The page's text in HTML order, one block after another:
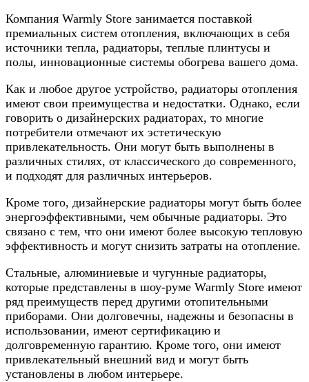
Компания Warmly Store занимается поставкой
премиальных систем отопления, включающих в себя
источники тепла, радиаторы, теплые плинтусы и
полы, инновационные системы обогрева вашего дома.
Как и любое другое устройство, радиаторы отопления
имеют свои преимущества и недостатки. Однако, если
говорить о дизайнерских радиаторах, то многие
потребители отмечают их эстетическую
привлекательность. Они могут быть выполнены в
различных стилях, от классического до современного,
и подходят для различных интерьеров.
Кроме того, дизайнерские радиаторы могут быть более
энергоэффективными, чем обычные радиаторы. Это
связано с тем, что они имеют более высокую тепловую
эффективность и могут снизить затраты на отопление.
Стальные, алюминиевые и чугунные радиаторы,
которые представлены в шоу-руме Warmly Store имеют
ряд преимуществ перед другими отопительными
приборами. Они долговечны, надежны и безопасны в
использовании, имеют сертификацию и
долговременную гарантию. Кроме того, они имеют
привлекательный внешний вид и могут быть
установлены в любом интерьере.